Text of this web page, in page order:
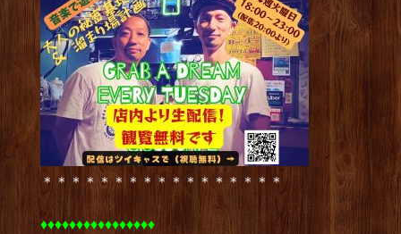
＊＊＊＊＊＊＊＊＊＊＊＊＊＊＊＊＊
♦︎♦︎♦︎♦︎♦︎♦︎♦︎♦︎♦︎♦︎♦︎♦︎♦︎♦︎♦︎♦︎